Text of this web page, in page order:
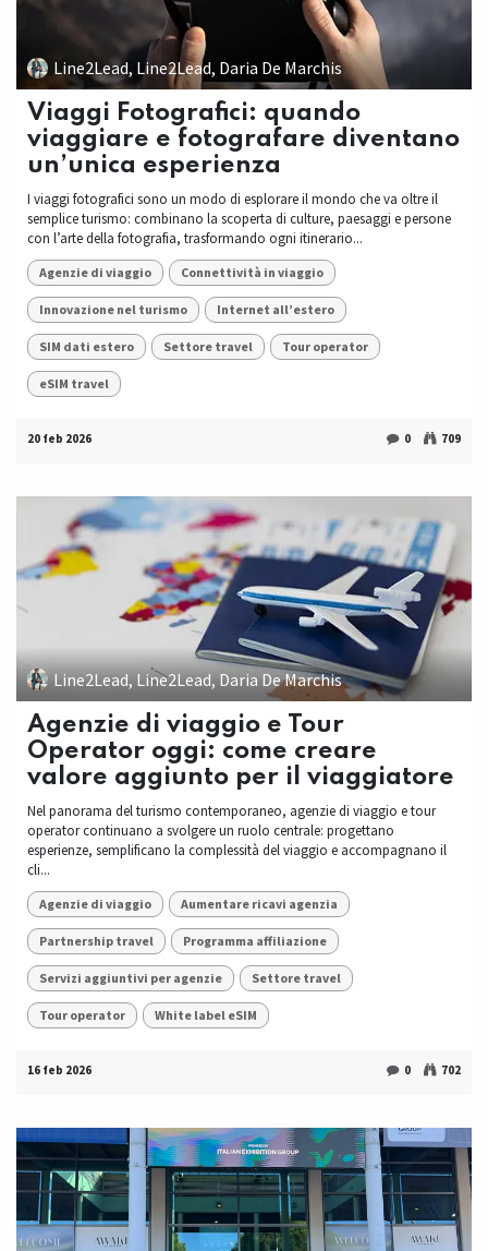
Line2Lead, Line2Lead, Daria De Marchis
Viaggi Fotografici: quando
viaggiare e fotografare diventano
un’unica esperienza
I viaggi fotografici sono un modo di esplorare il mondo che va oltre il
semplice turismo: combinano la scoperta di culture, paesaggi e persone
con l’arte della fotografia, trasformando ogni itinerario...
Agenzie di viaggio Connettività in viaggio
Innovazione nel turismo Internet all’estero
SIM dati estero Settore travel Tour operator
eSIM travel
20 feb 2026 0 709
Line2Lead, Line2Lead, Daria De Marchis
Agenzie di viaggio e Tour
Operator oggi: come creare
valore aggiunto per il viaggiatore
Nel panorama del turismo contemporaneo, agenzie di viaggio e tour
operator continuano a svolgere un ruolo centrale: progettano
esperienze, semplificano la complessità del viaggio e accompagnano il
cli...
Agenzie di viaggio Aumentare ricavi agenzia
Partnership travel Programma affiliazione
Servizi aggiuntivi per agenzie Settore travel
Tour operator White label eSIM
16 feb 2026 0 702